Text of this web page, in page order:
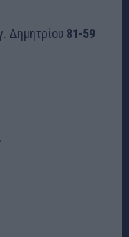
Δημητρίου 81-59